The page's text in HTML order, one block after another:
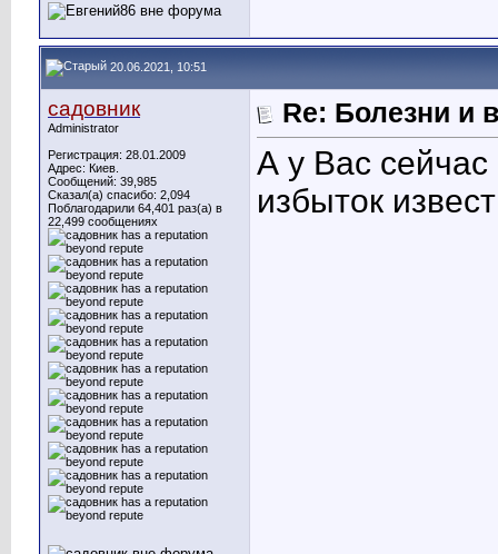
20.06.2021, 10:51
садовник
Administrator
Регистрация: 28.01.2009
Адрес: Киев.
Сообщений: 39,985
Сказал(а) спасибо: 2,094
Поблагодарили 64,401 раз(а) в
22,499 сообщениях
Re: Болезни и
А у Вас
избыток